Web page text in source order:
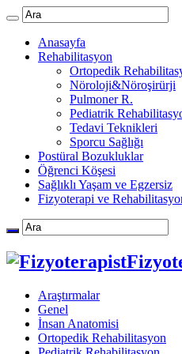
Anasayfa
Rehabilitasyon
Ortopedik
Nöroloji&Nöroşirürji
Pulmoner R.
Pediatrik
Tedavi Teknikleri
Sporcu Sağlığı
Postüral Bozukluklar
Öğrenci Köşesi
Sağlıklı Yaşam ve Egzersiz
Fizyoterapi ve
Araştırmalar
Genel
İnsan Anatomisi
Ortopedik Rehabilitasyon